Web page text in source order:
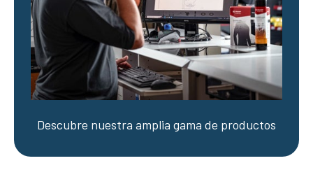
Descubre nuestra amplia gama de productos